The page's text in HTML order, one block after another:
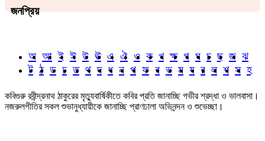
জনপ্রিয়
অ আ ই ঈ উ ঊ এ ঐ ও ক খ ক্ষ গ ঘ চ ছ জ ঝ
ট ঠ ড ঢ ত থ দ ধ ন প ফ ব ভ ম য র ল শ স হ
কবিগুরু রবীন্দ্রনাথ ঠাকুরের মৃত্যুবার্ষিকীতে কবির প্রতি জানাচ্ছি গভীর শ্রদ্ধা ও ভালবাসা।
নজরুলগীতির সকল শুভানুধ্যায়ীকে জানাচ্ছি প্রাণঢালা অভিনন্দন ও শুভেচ্ছা।